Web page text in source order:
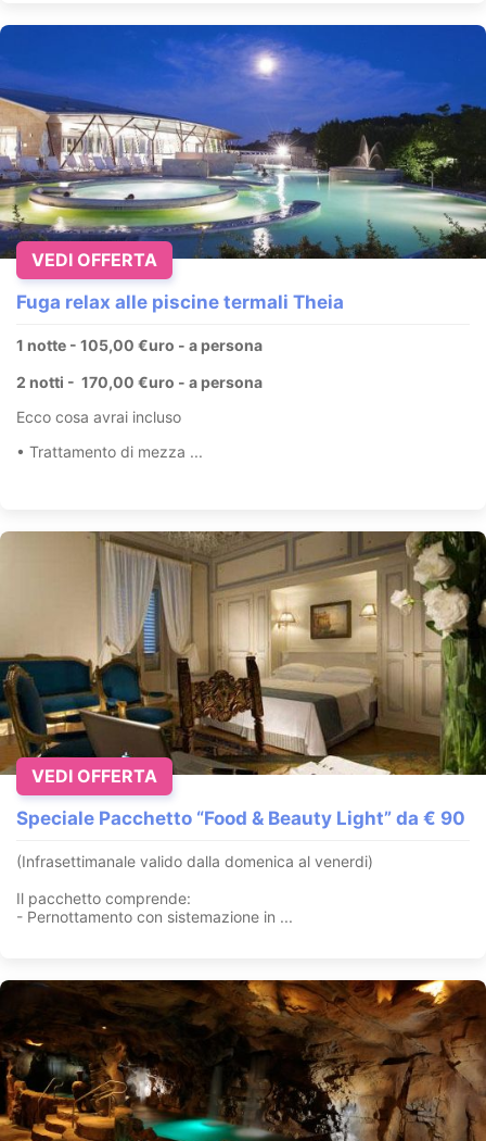
Fuga relax alle piscine termali Theia
1 notte - 105,00 €uro - a persona
2 notti - 170,00 €uro - a persona
Ecco cosa avrai incluso
• Trattamento di mezza ...
VEDI OFFERTA
Speciale Pacchetto “Food & Beauty Light” da € 90
(Infrasettimanale valido dalla domenica al venerdi)
Il pacchetto comprende:
- Pernottamento con sistemazione in ...
VEDI OFFERTA